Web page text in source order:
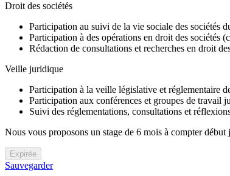
Droit des sociétés
Participation au suivi de la vie sociale des sociétés
Participation à des opérations en droit des sociétés
Rédaction de consultations et recherches en droit
Veille juridique
Participation à la veille législative et réglementaire
Participation aux conférences et groupes de travail
Suivi des réglementations, consultations et
Nous vous proposons un stage de 6 mois à compter début
Expirée
Sauvegarder